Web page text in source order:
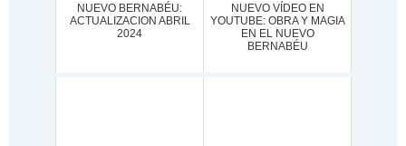
NUEVO BERNABÉU:
ACTUALIZACION ABRIL
2024
NUEVO VÍDEO EN
YOUTUBE: OBRA Y MAGIA
EN EL NUEVO
BERNABÉU